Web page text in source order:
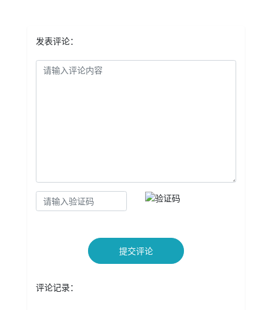
发表评论：
提交评论
评论记录：